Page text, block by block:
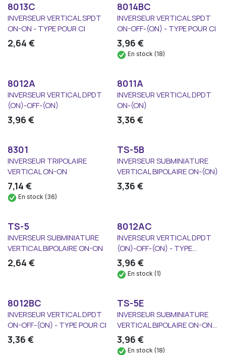
8013C
INVERSEUR VERTICAL SPDT
ON-ON - TYPE POUR CI
2,64 €
8014BC
INVERSEUR VERTICAL SPDT
ON-OFF-(ON) - TYPE POUR CI
3,96 €
En stock (18)
8012A
INVERSEUR VERTICAL DPDT
(ON)-OFF-(ON)
3,96 €
8011A
INVERSEUR VERTICAL DPDT
ON-(ON)
3,36 €
8301
INVERSEUR TRIPOLAIRE
VERTICAL ON-ON
7,14 €
En stock (36)
TS-5B
INVERSEUR SUBMINIATURE
VERTICAL BIPOLAIRE ON-(ON)
3,36 €
TS-5
INVERSEUR SUBMINIATURE
VERTICAL BIPOLAIRE ON-ON
2,64 €
8012AC
INVERSEUR VERTICAL DPDT
(ON)-OFF-(ON) - TYPE...
3,96 €
En stock (1)
8012BC
INVERSEUR VERTICAL DPDT
ON-OFF-(ON) - TYPE POUR CI
3,36 €
TS-5E
INVERSEUR SUBMINIATURE
VERTICAL BIPOLAIRE ON-ON...
3,96 €
En stock (18)